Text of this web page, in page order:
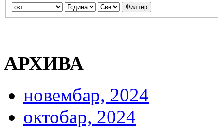
Филтер
АРХИВА
новембар, 2024
октобар, 2024